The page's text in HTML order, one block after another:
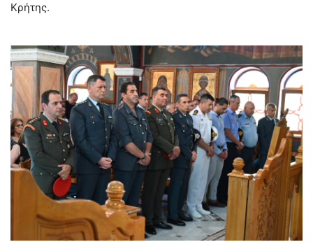
Κρήτης.